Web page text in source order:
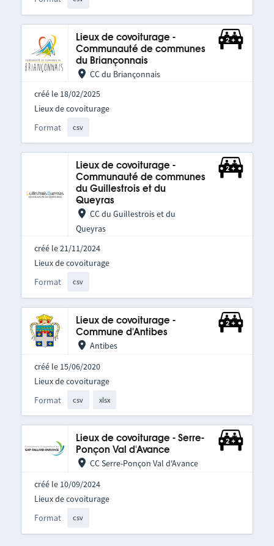
Lieux de covoiturage -
Communauté de communes
du Briançonnais
CC du Briançonnais
créé le 18/02/2025
Format csv
Lieux de covoiturage
Lieux de covoiturage -
Communauté de communes
du Guillestrois et du
Queyras
CC du Guillestrois et du
Queyras
créé le 21/11/2024
Format csv
Lieux de covoiturage
Lieux de covoiturage -
Commune d'Antibes
Antibes
créé le 15/06/2020
Format csv xlsx
Lieux de covoiturage
Lieux de covoiturage - Serre-
Ponçon Val d'Avance
CC Serre-Ponçon Val d'Avance
créé le 10/09/2024
Format csv
Lieux de covoiturage